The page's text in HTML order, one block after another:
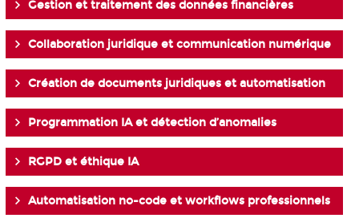
Gestion et traitement des données financières
Collaboration juridique et communication numérique
Création de documents juridiques et automatisation
Programmation IA et détection d’anomalies
RGPD et éthique IA
Automatisation no-code et workflows professionnels